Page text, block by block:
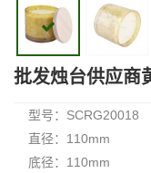
批发烛台供应商
型号：SCRG20018
直径：110mm
底径：110mm